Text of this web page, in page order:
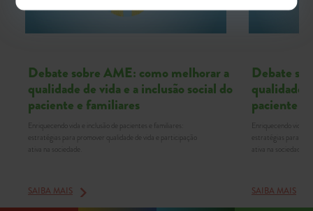
Debate sobre AME: como melhorar a
qualidade de vida e a inclusão social do
paciente e familiares
Enriquecendo vida e inclusão de pacientes e familiares:
estratégias para promover qualidade de vida e participação
ativa na sociedade.
SAIBA MAIS
Debate
qualidade
paciente e
Enriquecendo vida e
estratégias para
ativa na sociedade.
SAIBA MAIS